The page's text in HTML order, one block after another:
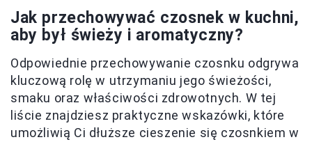
Jak przechowywać czosnek w kuchni,
aby był świeży i aromatyczny?
Odpowiednie przechowywanie czosnku odgrywa
kluczową rolę w utrzymaniu jego świeżości,
smaku oraz właściwości zdrowotnych. W tej
liście znajdziesz praktyczne wskazówki, które
umożliwią Ci dłuższe cieszenie się czosnkiem w